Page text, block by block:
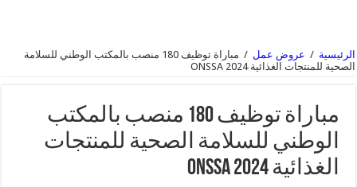
الرئيسية / عروض عمل /
مباراة توظيف 180 منصب بالمكتب الوطني للسلامة
الصحية للمنتجات الغذائية 2024 ONSSA
مباراة توظيف 180 منصب بالمكتب
الوطني للسلامة الصحية للمنتجات
الغذائية 2024 ONSSA